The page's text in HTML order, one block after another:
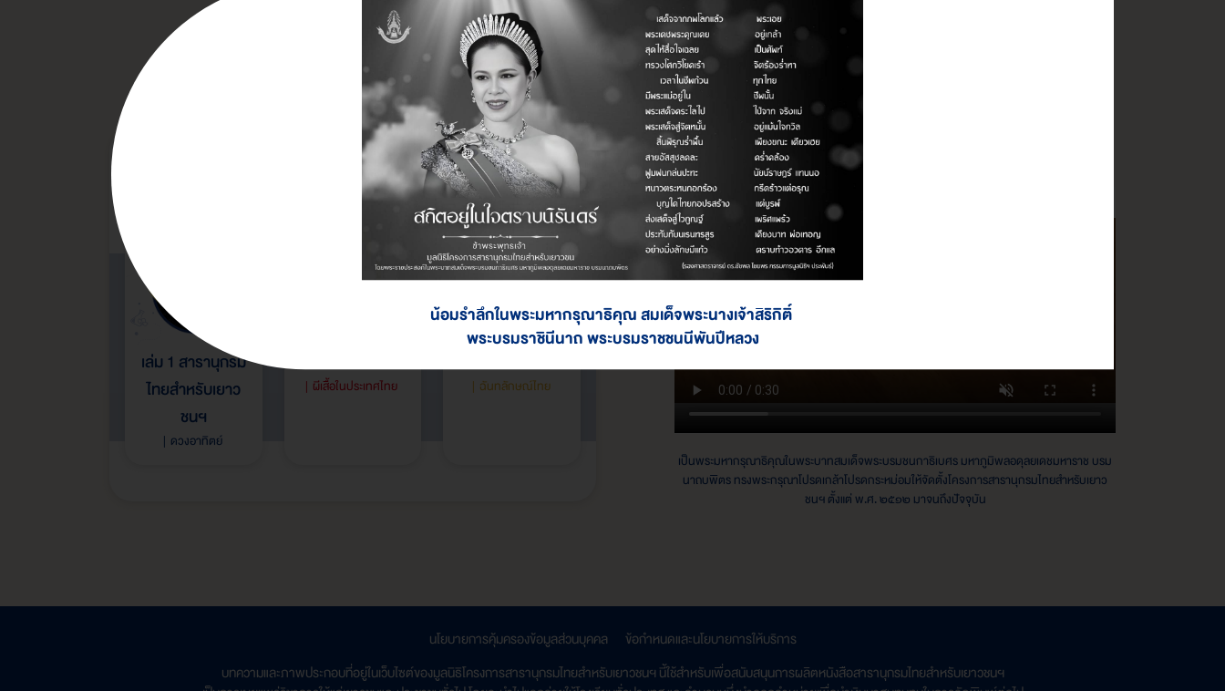
เรื่องเด่นประจำเดือน
เล่ม 1 สารานุกรม
ไทยสำหรับเยาว
ชนฯ
ดวงอาทิตย์
ผีเสื้อในประเทศไทย ฉันทลักษณ์ไทย
ติดตามหนังสั้น ฉบับสมบูรณ์ ร่วมกันแชร์ ช่วยกันไลค์ ได้ที่
Facebook: มูลนิธิโครงการสารานุกรมไทยสำหรับเยาวชนฯ
เป็นพระมหากรุณาธิคุณในพระบาทสมเด็จพระบรมชนกาธิเบศร มหาภูมิพลอดุลยเดชมหาราช บรม
นาถบพิตร ทรงพระกรุณาโปรดเกล้าโปรดกระหม่อมให้จัดตั้งโครงการสารานุกรมไทยสำหรับเยาว
ชนฯ ตั้งแต่ พ.ศ. ๒๕๑๒ มาจนถึงปัจจุบัน
นโยบายการคุ้มครองข้อมูลส่วนบุคคล
ข้อกำหนดและนโยบายการให้บริการ
บทความและภาพประกอบที่อยู่ในเว็บไซต์ของมูลนิธิโครงการสารานุกรมไทยสำหรับเยาวชนฯ นี้ใช้สำหรับเพื่อสนับสนุนการผลิตหนังสือสารานุกรมไทยสำหรับเยาวชนฯ
น้อมรำลึกในพระมหากรุณาธิคุณ สมเด็จพระนางเจ้าสิริกิติ์
พระบรมราชินีนาถ พระบรมราชชนนีพันปีหลวง